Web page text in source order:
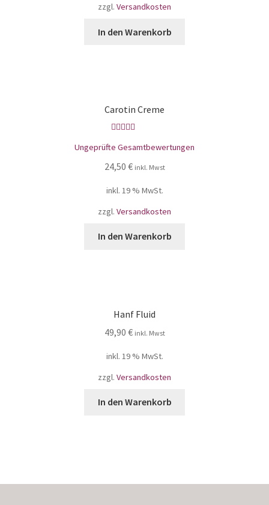
zzgl. Versandkosten
In den Warenkorb
Carotin Creme
5.00von 5
Ungeprüfte Gesamtbewertungen
24,50 € inkl. Mwst
inkl. 19 % MwSt.
zzgl. Versandkosten
In den Warenkorb
Hanf Fluid
49,90 € inkl. Mwst
inkl. 19 % MwSt.
zzgl. Versandkosten
In den Warenkorb